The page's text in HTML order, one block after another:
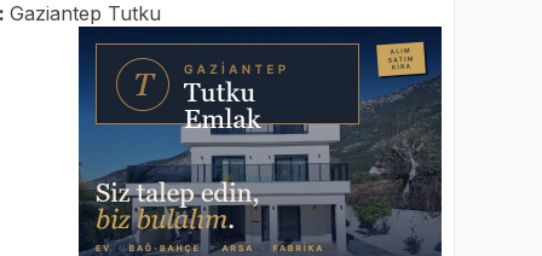
Gaziantep Tutku